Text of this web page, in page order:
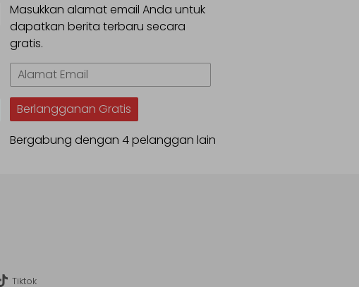
Masukkan alamat email Anda untuk
dapatkan berita terbaru secara
gratis.
Alamat
Email
Berlangganan Gratis
Bergabung dengan 4 pelanggan lain
Tiktok